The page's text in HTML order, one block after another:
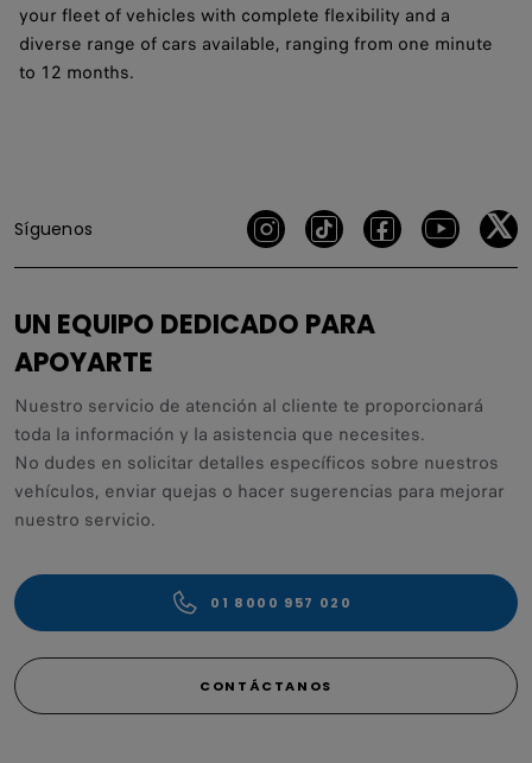
your fleet of vehicles with complete flexibility and a
diverse range of cars available, ranging from one minute
to 12 months.
Síguenos
UN EQUIPO DEDICADO PARA
APOYARTE
Nuestro servicio de atención al cliente te proporcionará
toda la información y la asistencia que necesites.
No dudes en solicitar detalles específicos sobre nuestros
vehículos, enviar quejas o hacer sugerencias para mejorar
nuestro servicio.
01 8000 957 020
CONTÁCTANOS